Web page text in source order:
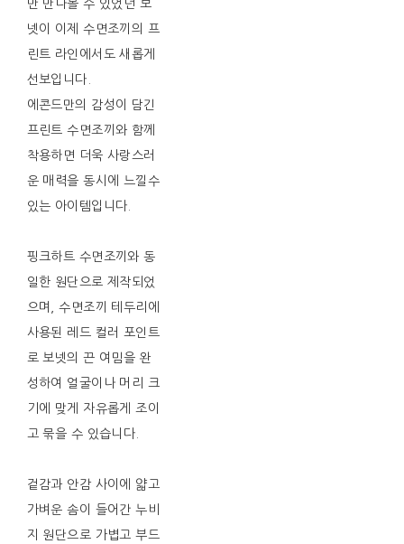
만 만나볼 수 있었던 보
넷이 이제 수면조끼의 프
린트 라인에서도 새롭게
선보입니다.
에콘드만의 감성이 담긴
프린트 수면조끼와 함께
착용하면 더욱 사랑스러
운 매력을 동시에 느낄수
있는 아이템입니다.
핑크하트 수면조끼와 동
일한 원단으로 제작되었
으며, 수면조끼 테두리에
사용된 레드 컬러 포인트
로 보넷의 끈 여밈을 완
성하여 얼굴이나 머리 크
기에 맞게 자유롭게 조이
고 묶을 수 있습니다.
겉감과 안감 사이에 얇고
가벼운 솜이 들어간 누비
지 원단으로 가볍고 부드